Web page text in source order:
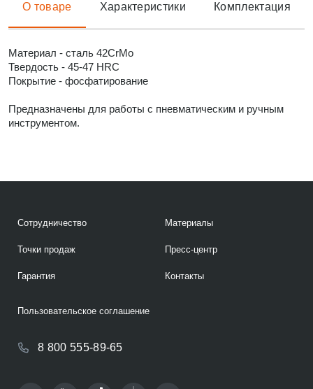
О товаре Характеристики Комплектация
Материал - сталь 42CrMo
Твердость - 45-47 HRC
Покрытие - фосфатирование
Предназначены для работы с пневматическим и ручным
инструментом.
Сотрудничество
Точки продаж
Гарантия
Материалы
Пресс-центр
Контакты
8 800 555-89-65
Пользовательское соглашение